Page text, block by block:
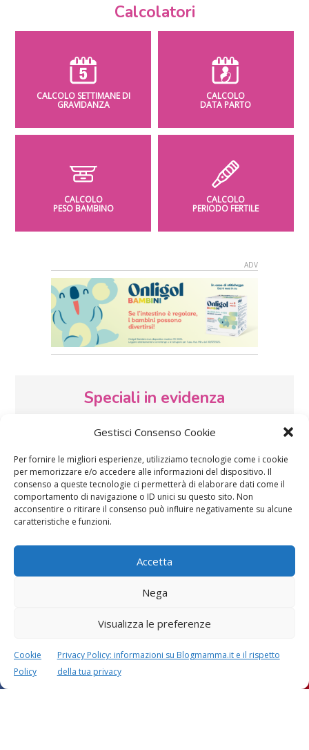
Gestisci Consenso Cookie
Per fornire le migliori esperienze, utilizziamo tecnologie come i cookie
per memorizzare e/o accedere alle informazioni del dispositivo. Il
consenso a queste tecnologie ci permetterà di elaborare dati come il
comportamento di navigazione o ID unici su questo sito. Non
acconsentire o ritirare il consenso può influire negativamente su alcune
caratteristiche e funzioni.
Accetta
Nega
Visualizza le preferenze
Cookie
Policy
Privacy Policy: informazioni su Blogmamma.it e il rispetto
della tua privacy
Calcolatori
CALCOLO SETTIMANE DI
GRAVIDANZA
CALCOLO
DATA PARTO
CALCOLO
PESO BAMBINO
CALCOLO
PERIODO FERTILE
Speciali in evidenza
Vaccini SOS Pediatra
d’auguri, filastrocche